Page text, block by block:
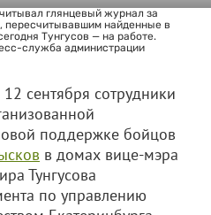
глянцевый журнал за
пересчитывавшим найденные в
Тунгусов — на работе.
служба администрации
сентября сотрудники
поддержке бойцов
в домах вице-мэра
Тунгусова
по управлению